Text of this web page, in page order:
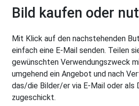
Bild kaufen oder
Mit Klick auf den nachstehenden
einfach eine E-Mail senden. Teilen
gewünschten Verwendungszweck
umgehend ein Angebot und nach
das/die Bilder/er via E-Mail oder als
zugeschickt.